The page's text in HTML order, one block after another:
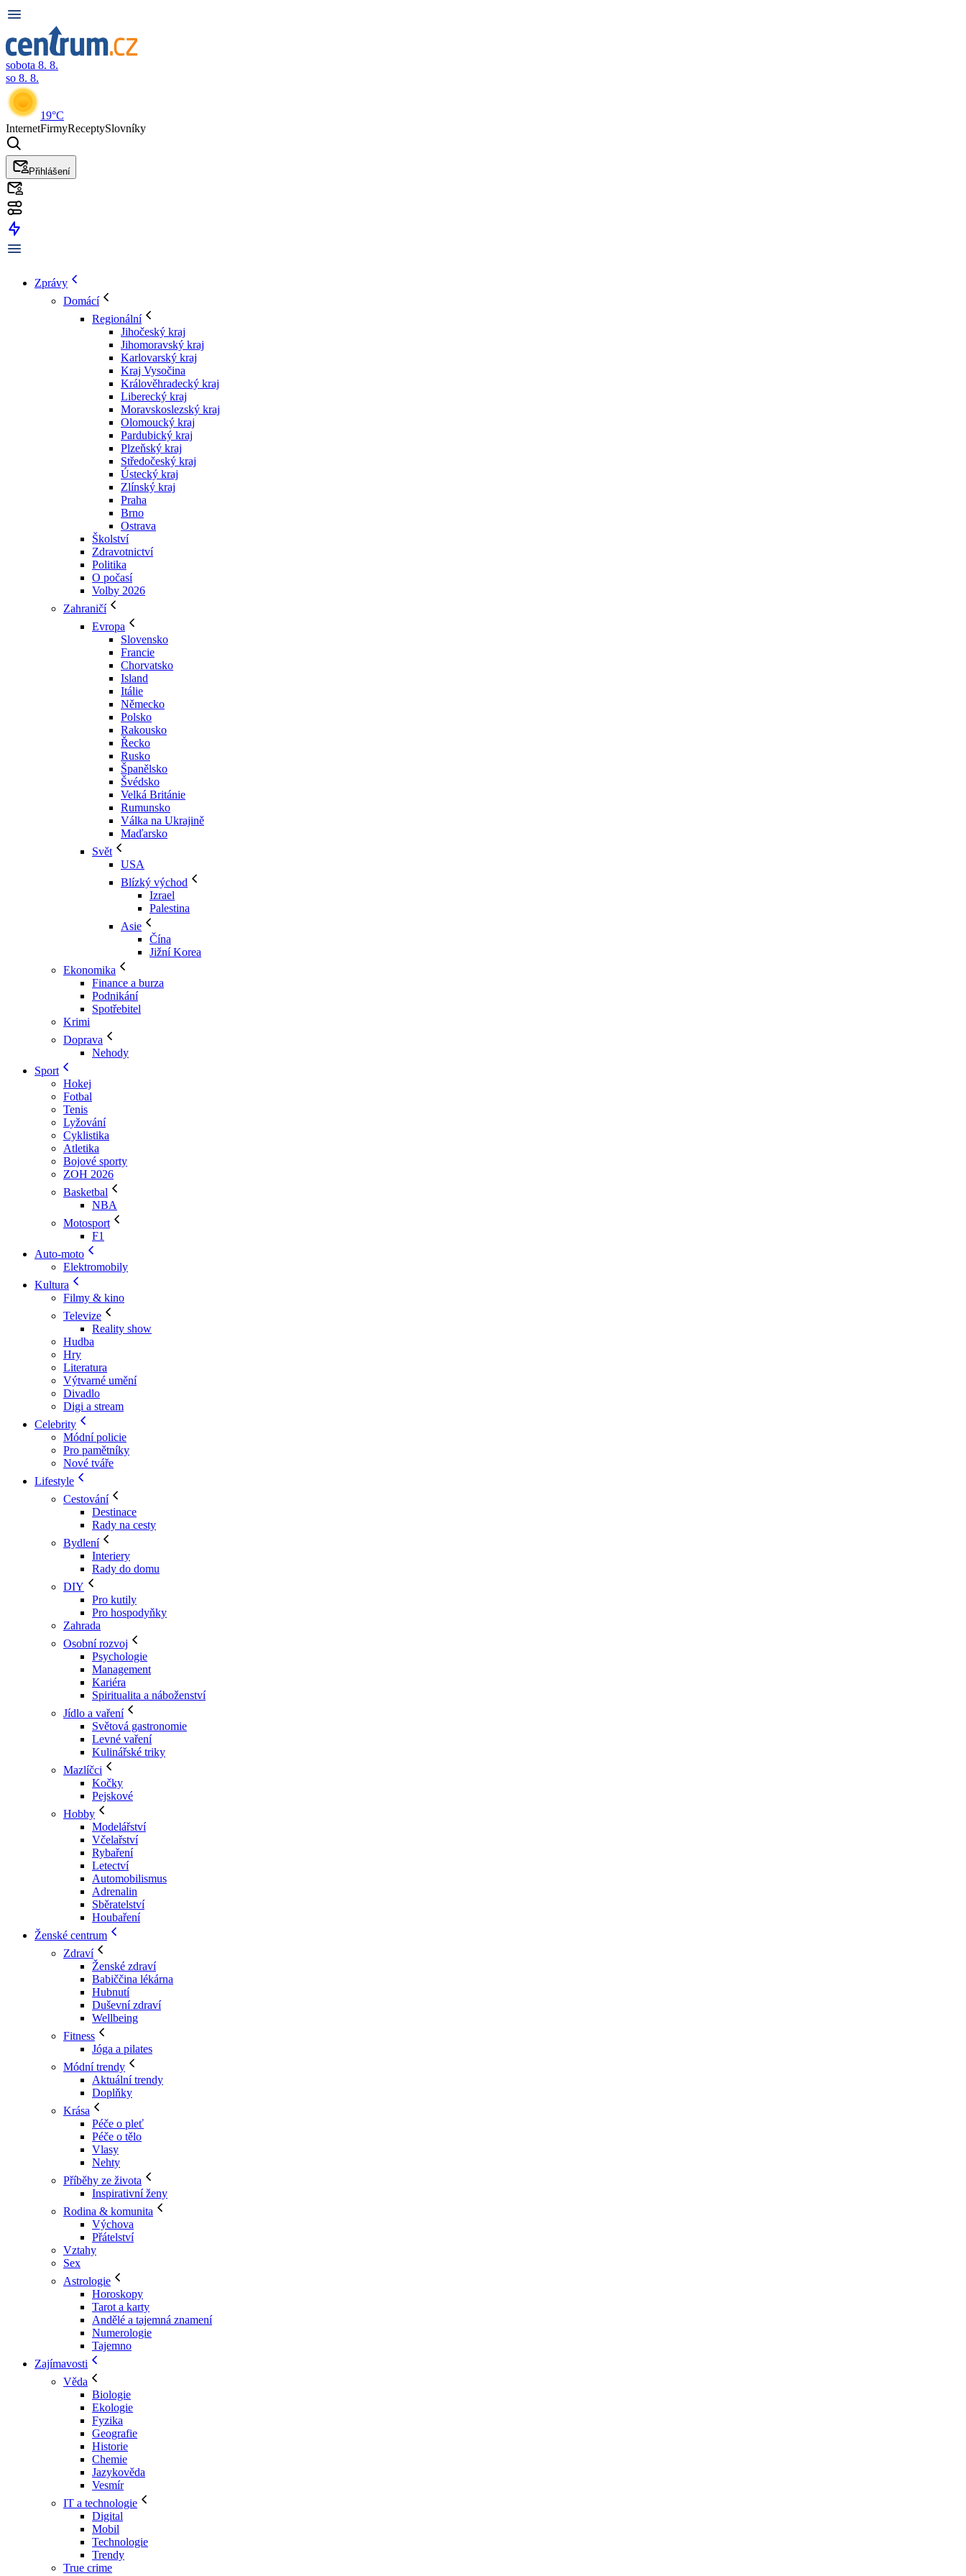
sobota 8. 8.
so 8. 8.
19°C
InternetFirmyReceptySlovníky
Přihlášení
Zprávy
Domácí
Regionální
Jihočeský kraj
Jihomoravský kraj
Karlovarský kraj
Kraj Vysočina
Králověhradecký kraj
Liberecký kraj
Moravskoslezský kraj
Olomoucký kraj
Pardubický kraj
Plzeňský kraj
Středočeský kraj
Ústecký kraj
Zlínský kraj
Praha
Brno
Ostrava
Školství
Zdravotnictví
Politika
O počasí
Volby 2026
Zahraničí
Evropa
Slovensko
Francie
Chorvatsko
Island
Itálie
Německo
Polsko
Rakousko
Řecko
Rusko
Španělsko
Švédsko
Velká Británie
Rumunsko
Válka na Ukrajině
Maďarsko
Svět
USA
Blízký východ
Izrael
Palestina
Asie
Čína
Jižní Korea
Ekonomika
Finance a burza
Podnikání
Spotřebitel
Krimi
Doprava
Nehody
Sport
Hokej
Fotbal
Tenis
Lyžování
Cyklistika
Atletika
Bojové sporty
ZOH 2026
Basketbal
NBA
Motosport
F1
Auto-moto
Elektromobily
Kultura
Filmy & kino
Televize
Reality show
Hudba
Hry
Literatura
Výtvarné umění
Divadlo
Digi a stream
Celebrity
Módní policie
Pro pamětníky
Nové tváře
Lifestyle
Cestování
Destinace
Rady na cesty
Bydlení
Interiery
Rady do domu
DIY
Pro kutily
Pro hospodyňky
Zahrada
Osobní rozvoj
Psychologie
Management
Kariéra
Spiritualita a náboženství
Jídlo a vaření
Světová gastronomie
Levné vaření
Kulinářské triky
Mazlíčci
Kočky
Pejskové
Hobby
Modelářství
Včelařství
Rybaření
Letectví
Automobilismus
Adrenalin
Sběratelství
Houbaření
Ženské centrum
Zdraví
Ženské zdraví
Babiččina lékárna
Hubnutí
Duševní zdraví
Wellbeing
Fitness
Jóga a pilates
Módní trendy
Aktuální trendy
Doplňky
Krása
Péče o pleť
Péče o tělo
Vlasy
Nehty
Příběhy ze života
Inspirativní ženy
Rodina & komunita
Výchova
Přátelství
Vztahy
Sex
Astrologie
Horoskopy
Tarot a karty
Andělé a tajemná znamení
Numerologie
Tajemno
Zajímavosti
Věda
Biologie
Ekologie
Fyzika
Geografie
Historie
Chemie
Jazykověda
Vesmír
IT a technologie
Digital
Mobil
Technologie
Trendy
True crime